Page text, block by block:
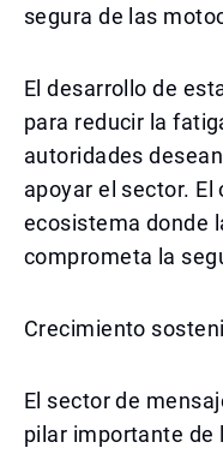
segura de las
El desarrollo de
para reducir la
autoridades
apoyar el sector.
ecosistema donde
comprometa la
Crecimiento
El sector de
pilar importante de